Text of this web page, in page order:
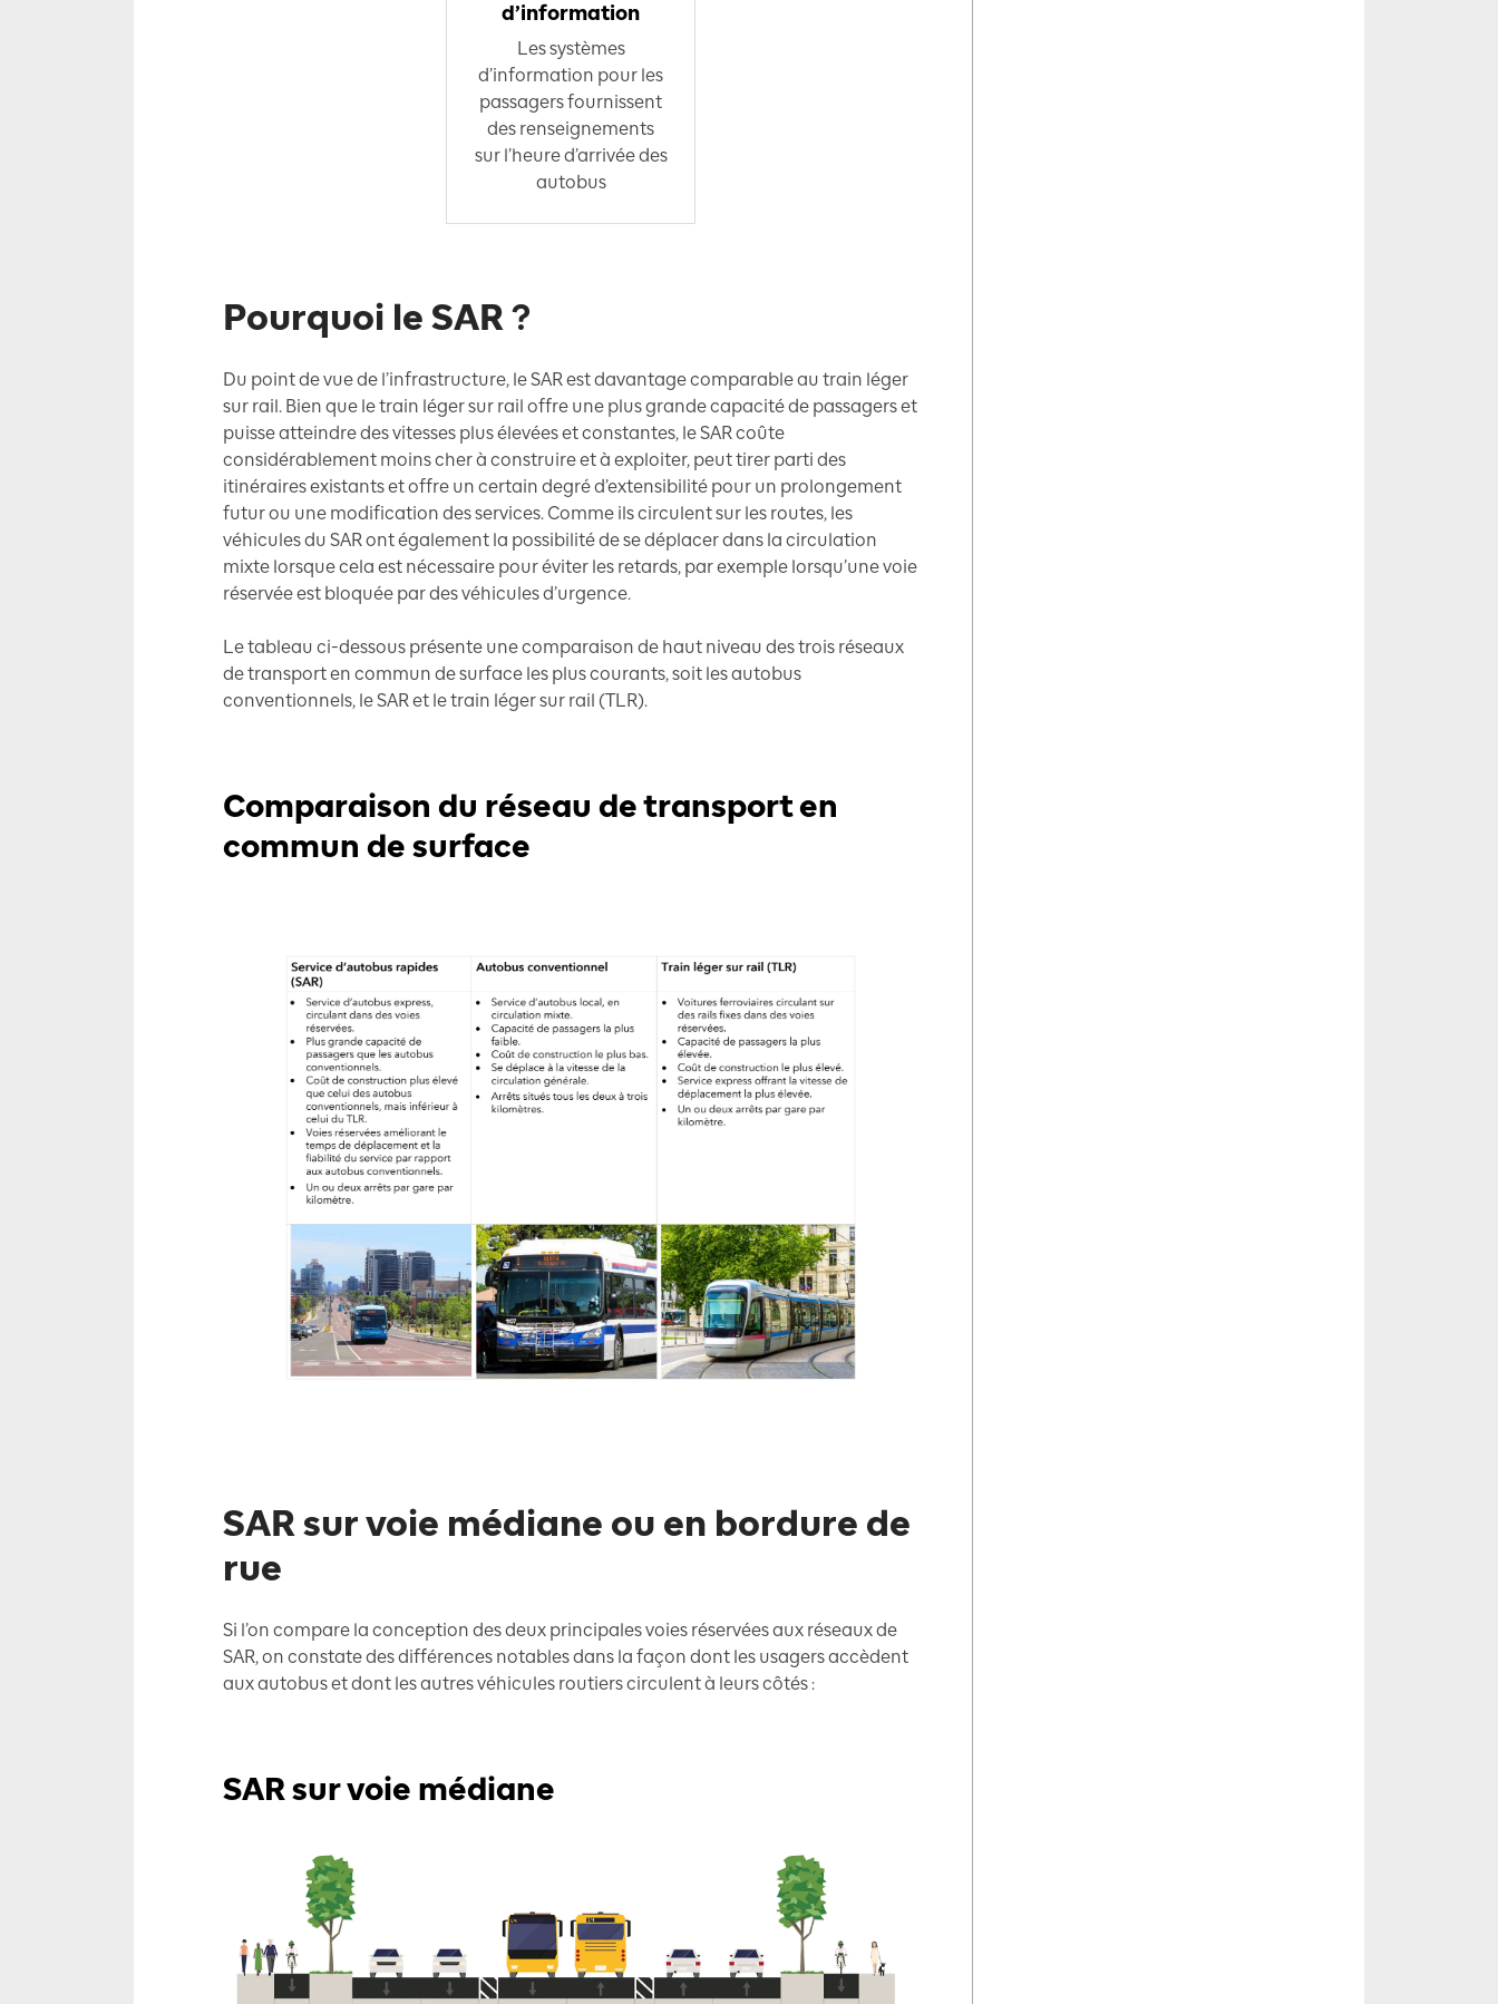
d’information
Les systèmes
d’information pour les
passagers fournissent
des renseignements
sur l’heure d’arrivée des
autobus
Pourquoi le SAR ?
Du point de vue de l’infrastructure, le SAR est davantage comparable au train léger
sur rail. Bien que le train léger sur rail offre une plus grande capacité de passagers et
puisse atteindre des vitesses plus élevées et constantes, le SAR coûte
considérablement moins cher à construire et à exploiter, peut tirer parti des
itinéraires existants et offre un certain degré d’extensibilité pour un prolongement
futur ou une modification des services. Comme ils circulent sur les routes, les
véhicules du SAR ont également la possibilité de se déplacer dans la circulation
mixte lorsque cela est nécessaire pour éviter les retards, par exemple lorsqu’une voie
réservée est bloquée par des véhicules d’urgence.
Le tableau ci-dessous présente une comparaison de haut niveau des trois réseaux
de transport en commun de surface les plus courants, soit les autobus
conventionnels, le SAR et le train léger sur rail (TLR).
Comparaison du réseau de transport en
commun de surface
SAR sur voie médiane ou en bordure de
rue
Si l’on compare la conception des deux principales voies réservées aux réseaux de
SAR, on constate des différences notables dans la façon dont les usagers accèdent
aux autobus et dont les autres véhicules routiers circulent à leurs côtés :
SAR sur voie médiane